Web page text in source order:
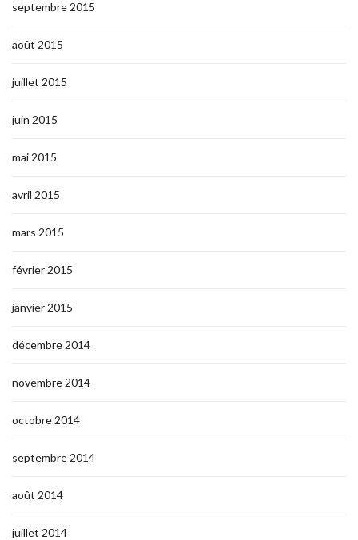
septembre 2015
août 2015
juillet 2015
juin 2015
mai 2015
avril 2015
mars 2015
février 2015
janvier 2015
décembre 2014
novembre 2014
octobre 2014
septembre 2014
août 2014
juillet 2014